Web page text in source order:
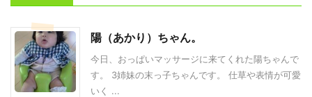
陽（あかり）ちゃん。
今日、おっぱいマッサージに来てくれた陽ちゃんで
す。 3姉妹の末っ子ちゃんです。 仕草や表情が可愛
いく ...